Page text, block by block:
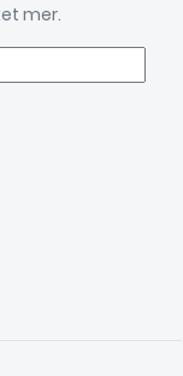
mer.